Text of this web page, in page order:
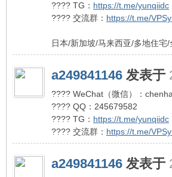
???? TG： https://t.me/yunqiidc
???? 交流群： https://t.me/
日本/新加坡/马来西亚/多地住宅
a249841146 发表于
???? WeChat（微信）：
???? QQ：245679582
???? TG： https://t.me/yunqiidc
???? 交流群： https://t.me/
a249841146 发表于